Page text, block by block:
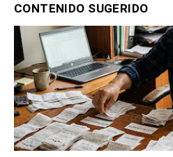
CONTENIDO SUGERIDO